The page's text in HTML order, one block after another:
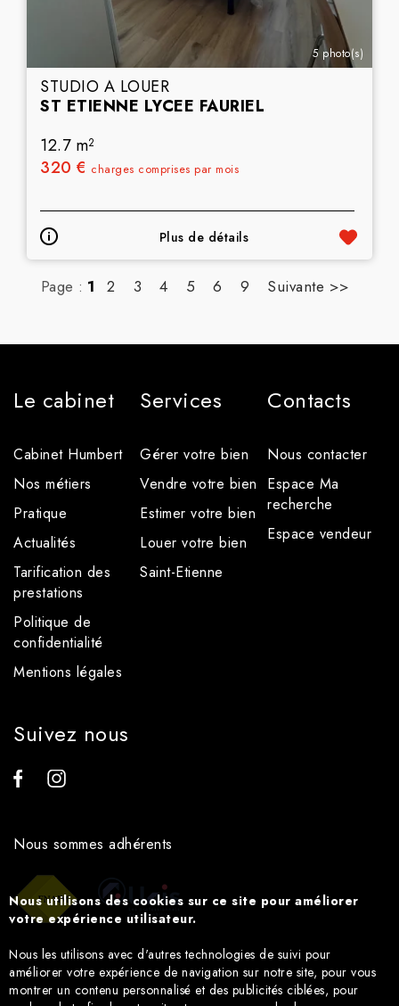
5 photo(s)
STUDIO A LOUER
ST ETIENNE LYCEE FAURIEL
12.7 m2
320 € charges comprises par mois
Plus de détails
Page : 1 2 3 4 5 6 9 Suivante >>
Le cabinet
Cabinet Humbert
Nos métiers
Pratique
Actualités
Tarification des
prestations
Politique de
confidentialité
Mentions légales
Services
Gérer votre bien
Vendre votre bien
Estimer votre bien
Louer votre bien
Saint-Etienne
Contacts
Nous contacter
Espace Ma
recherche
Espace vendeur
Suivez nous
Nous sommes adhérents
Nous utilisons des cookies sur ce site pour améliorer
votre expérience utilisateur.
Nous les utilisons avec d'autres technologies de suivi pour
améliorer votre expérience de navigation sur notre site, pour vous
montrer un contenu personnalisé et des publicités ciblées, pour